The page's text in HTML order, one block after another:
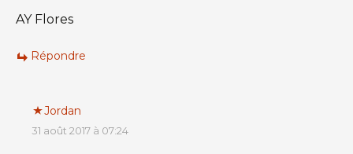
AY Flores
Répondre
Jordan
31 août 2017 à 07:24